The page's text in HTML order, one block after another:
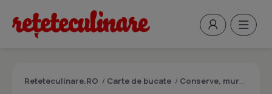
Reteteculinare.RO / Carte de bucate / Conserve, muraturi